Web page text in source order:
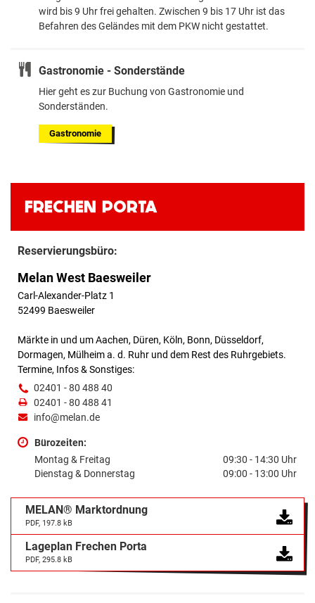
wird bis 9 Uhr frei gehalten. Zwischen 9 bis 17 Uhr ist das
Befahren des Geländes mit dem PKW nicht gestattet.
Gastronomie - Sonderstände
Hier geht es zur Buchung von Gastronomie und
Sonderständen.
Gastronomie
FRECHEN PORTA
Reservierungsbüro:
Melan West Baesweiler
Carl-Alexander-Platz 1
52499 Baesweiler
Märkte in und um Aachen, Düren, Köln, Bonn, Düsseldorf,
Dormagen, Mülheim a. d. Ruhr und dem Rest des Ruhrgebiets.
Termine, Infos & Sonstiges:
02401 - 80 488 40
02401 - 80 488 41
info@melan.de
Bürozeiten:
Montag & Freitag
09:30 - 14:30 Uhr
Dienstag & Donnerstag
09:00 - 13:00 Uhr
MELAN® Marktordnung
PDF, 197.8 kB
Lageplan Frechen Porta
PDF, 295.8 kB